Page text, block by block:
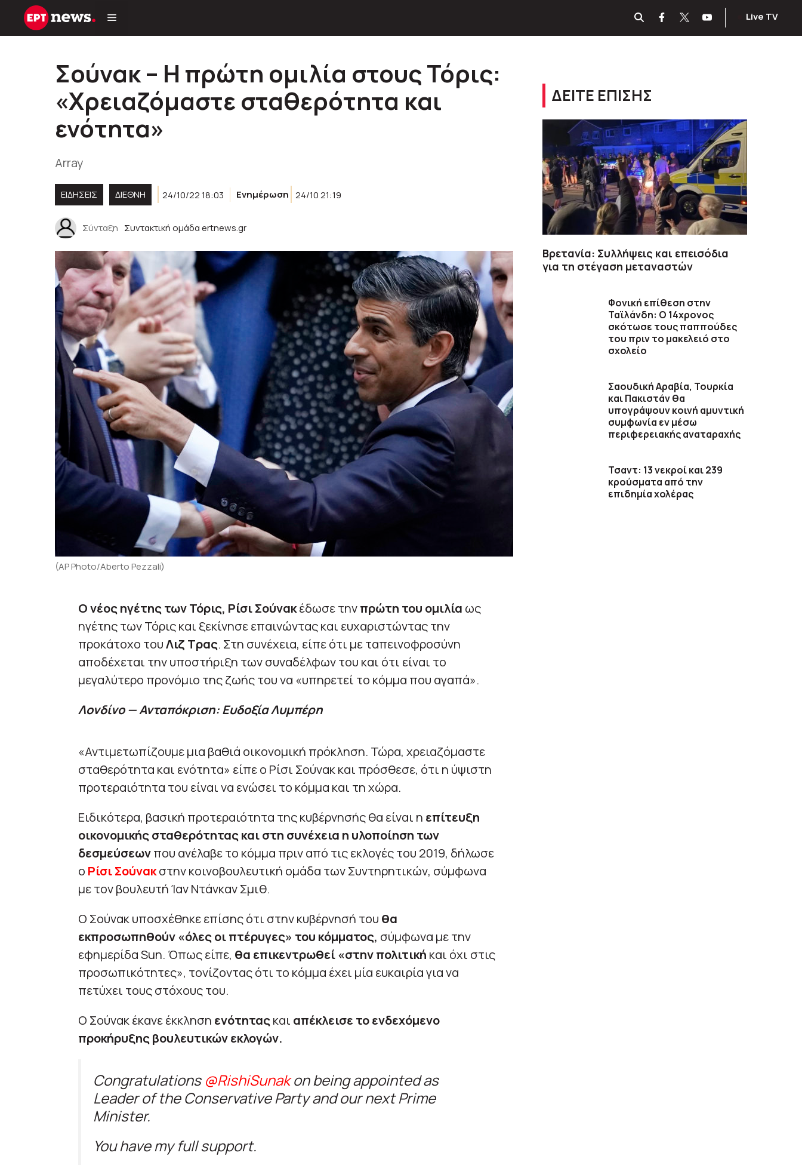
Μετάβαση
Live TV
Σούνακ – Η πρώτη ομιλία στους Τόρις:
«Χρειαζόμαστε σταθερότητα και
ενότητα»
Array
ΕΙΔΗΣΕΙΣ ΔΙΕΘΝΗ 24/10/22 18:03 Ενημέρωση 24/10 21:19
Σύνταξη Συντακτική ομάδα ertnews.gr
(AP Photo/Aberto Pezzali)
Ο νέος ηγέτης των Τόρις, Ρίσι Σούνακέδωσε τηνπρώτη του ομιλία ως
ηγέτης των Τόρις και ξεκίνησε επαινώντας και ευχαριστώντας την
προκάτοχο τουΛιζ Τρας. Στη συνέχεια, είπε ότι με ταπεινοφροσύνη
αποδέχεται την υποστήριξη των συναδέλφων του και ότι είναι το
μεγαλύτερο προνόμιο της ζωής του να «υπηρετεί το κόμμα που αγαπά».
Λονδίνο — Ανταπόκριση: Ευδοξία Λυμπέρη
«Αντιμετωπίζουμε μια βαθιά οικονομική πρόκληση. Τώρα, χρειαζόμαστε
σταθερότητα και ενότητα» είπε ο Ρίσι Σούνακ και πρόσθεσε, ότι η ύψιστη
προτεραιότητα του είναι να ενώσει το κόμμα και τη χώρα.
Ειδικότερα, βασική προτεραιότητα της κυβέρνησής θα είναι η επίτευξη
οικονομικής σταθερότητας και στη συνέχεια η υλοποίηση των
δεσμεύσεωνπου ανέλαβε το κόμμα πριν από τις εκλογές του 2019, δήλωσε
ο Ρίσι Σούνακστην κοινοβουλευτική ομάδα των Συντηρητικών, σύμφωνα
με τον βουλευτή Ίαν Ντάνκαν Σμιθ.
Ο Σούνακ υποσχέθηκε επίσης ότι στην κυβέρνησή του θα
εκπροσωπηθούν «όλες οι πτέρυγες» του κόμματος, σύμφωνα με την
εφημερίδα Sun. Όπως είπε, θα επικεντρωθεί «στην πολιτική και όχι στις
προσωπικότητες», τονίζοντας ότι το κόμμα έχει μία ευκαιρία για να
πετύχει τους στόχους του.
Ο Σούνακ έκανε έκκληση ενότηταςκαι απέκλεισε το ενδεχόμενο
προκήρυξης βουλευτικών εκλογών.
Congratulations @RishiSunakon being appointed as
Leader of the Conservative Party and our next Prime
Minister.
You have my full support.
ΔΕΙΤΕ ΕΠΙΣΗΣ
Βρετανία: Συλλήψεις και επεισόδια
για τη στέγαση μεταναστών
Φονική επίθεση στην
Ταϊλάνδη: Ο 14χρονος
σκότωσε τους παππούδες
του πριν το μακελειό στο
σχολείο
Σαουδική Αραβία, Τουρκία
και Πακιστάν θα
υπογράψουν κοινή αμυντική
συμφωνία εν μέσω
περιφερειακής αναταραχής
Τσαντ: 13 νεκροί και 239
κρούσματα από την
επιδημία χολέρας